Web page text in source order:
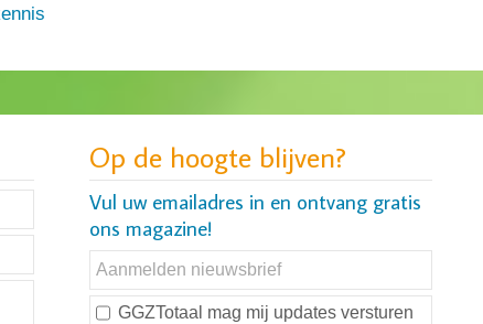
Op de hoogte blijven?
Vul uw emailadres in en ontvang gratis
ons magazine!
GGZTotaal mag mij updates versturen